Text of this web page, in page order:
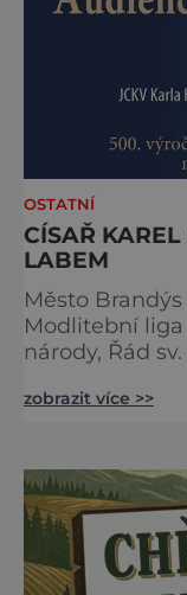
OSTATNÍ
CÍSAŘ
LABEM
Město
Modlitební
národy, Řád
vojensko-
proběhne v
Labem-Staré
zahájíme
zobrazit více >>